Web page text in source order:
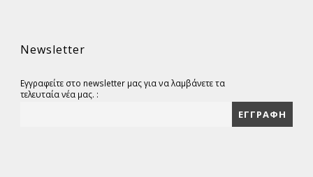
Newsletter
Εγγραφείτε στο newsletter μας για να λαμβάνετε τα
τελευταία νέα μας. :